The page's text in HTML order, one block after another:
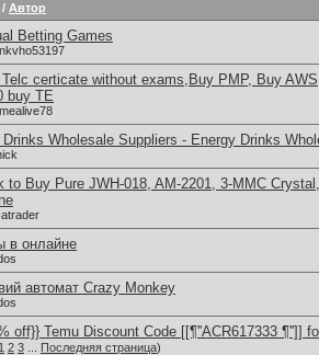
/ Автор
Betting Games
Telc certicate without exams,Buy PMP, Buy
buy TE
Wholesale Suppliers - Energy Drinks
to Buy Pure JWH-018, AM-2201, 3-MMC
в онлайне
автомат Crazy Monkey
off}} Temu Discount Code [[¶''ACR617333 ¶'']]
1 2 3 Последняя страница)